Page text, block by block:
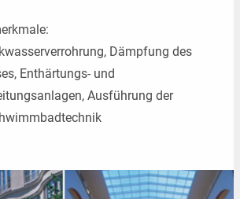
Dämpfung des
Enthärtungs- und
Ausführung der